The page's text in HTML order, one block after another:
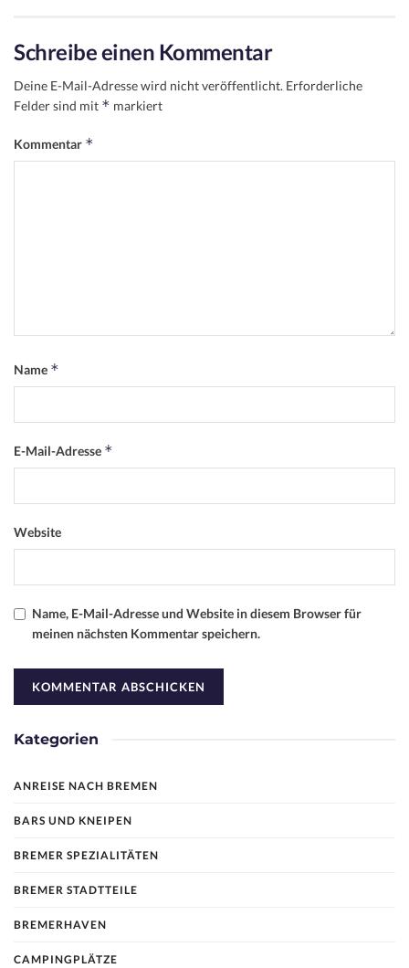
Schreibe einen Kommentar
Deine E-Mail-Adresse wird nicht veröffentlicht. Erforderliche
Felder sind mit * markiert
Kommentar *
Name *
E-Mail-Adresse *
Website
Name, E-Mail-Adresse und Website in diesem Browser für
meinen nächsten Kommentar speichern.
Kategorien
ANREISE NACH BREMEN
BARS UND KNEIPEN
BREMER SPEZIALITÄTEN
BREMER STADTTEILE
BREMERHAVEN
CAMPINGPLÄTZE